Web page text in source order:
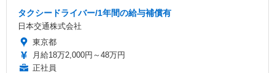
タクシードライバー/1年間の給与補償有
日本交通株式会社
東京都
月給18万2,000円～48万円
正社員